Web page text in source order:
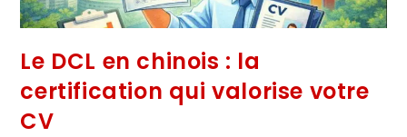
Le DCL en chinois : la
certification qui valorise votre
CV